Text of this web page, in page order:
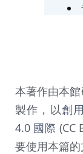
本著作由本
製作，以創
4.0 國際 (CC
要使用本篇的